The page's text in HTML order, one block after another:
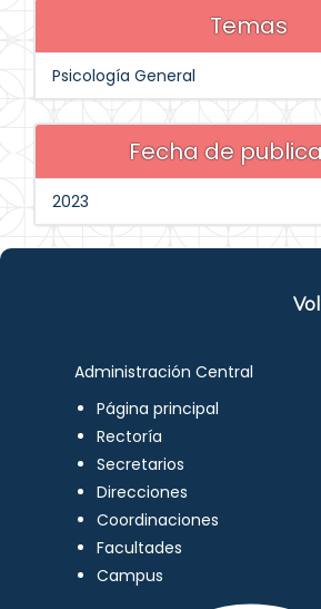
Temas
Psicología General
Fecha de
2023
Administración Central
Página principal
Rectoría
Secretarios
Direcciones
Coordinaciones
Facultades
Campus